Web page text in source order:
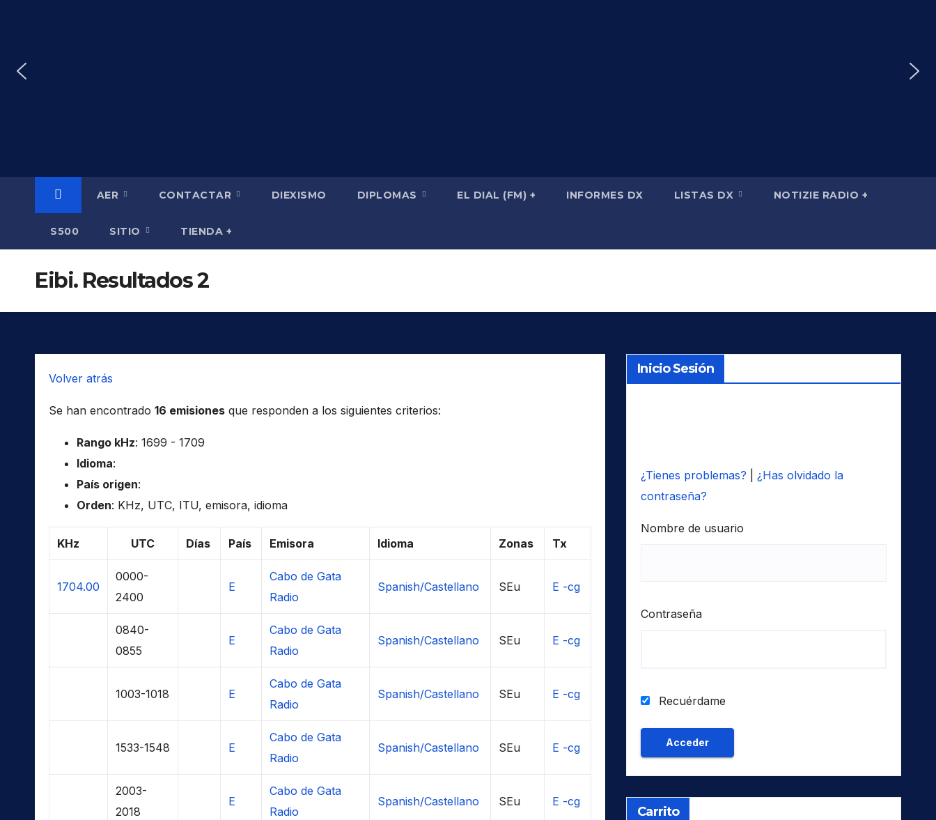
AER CONTACTAR DIEXISMO DIPLOMAS EL DIAL (FM) + INFORMES DX LISTAS DX NOTIZIE RADIO +
S500 SITIO TIENDA +
Eibi. Resultados 2
Volver atrás
Se han encontrado 16 emisiones que responden a los siguientes criterios:
Rango kHz: 1699 - 1709
Idioma:
País origen:
Orden: KHz, UTC, ITU, emisora, idioma
KHz UTC Días País Emisora Idioma Zonas Tx
1704.00
0000-
2400
E
Cabo de Gata
Radio
Spanish/Castellano SEu E -cg
0840-
0855
E
Cabo de Gata
Radio
Spanish/Castellano SEu E -cg
1003-1018 E
Cabo de Gata
Radio
Spanish/Castellano SEu E -cg
1533-1548 E
Cabo de Gata
Radio
Spanish/Castellano SEu E -cg
2003-
2018
E
Cabo de Gata
Radio
Spanish/Castellano SEu E -cg
Inicio Sesión
¿Tienes problemas?
¿Has olvidado la
contraseña?
Nombre de usuario
Contraseña
Recuérdame
Carrito